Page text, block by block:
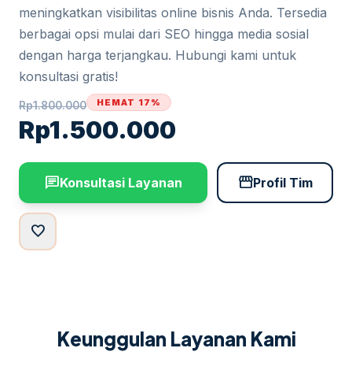
meningkatkan visibilitas online bisnis Anda. Tersedia
berbagai opsi mulai dari SEO hingga media sosial
dengan harga terjangkau. Hubungi kami untuk
konsultasi gratis!
Rp1.800.000
Rp1.500.000
HEMAT 17%
chatKonsultasi Layanan storefrontProfil Tim
favorite
Keunggulan Layanan Kami